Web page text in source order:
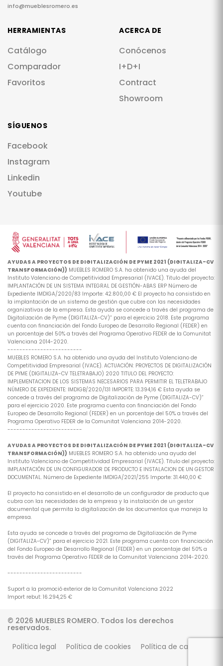
info@mueblesromero.es
HERRAMIENTAS
Catálogo
Comparador
Favoritos
ACERCA DE
Conócenos
I+D+I
Contract
Showroom
SÍGUENOS
Facebook
Instagram
Linkedin
Youtube
AYUDAS A PROYECTOS DE DIGITALIZACIÓN DE PYME 2021 (DIGITALIZA-CV
TRANSFORMACIÓN)) MUEBLES ROMERO S.A. ha obtenido una ayuda del
Instituto Valenciano de Competitividad Empresarial (IVACE). Titulo del proyecto:
IMPLANTACIÓN DE UN SISTEMA INTEGRAL DE GESTIÓN-ABAS ERP Número de
Expediente IMDIGA/2020/83 Importe: 42.800,00 € El proyecto ha consistido en
la implantación de un sistema de gestión que cubre con las necesidades
organizativas de la empresa. Esta ayuda se concede a través del programa de
Digitalización de Pyme (DIGITALIZA-CV)” para el ejercicio 2018. Este programa
cuenta con financiación del Fondo Europeo de Desarrollo Regional (FEDER) en
un porcentaje del 50% a través del Programa Operativo FEDER de la Comunitat
Valenciana 2014-2020.
-------------------------
MUEBLES ROMERO S.A. ha obtenido una ayuda del Instituto Valenciano de
Competitividad Empresarial (IVACE). ACTUACIÓN: PROYECTOS DE DIGITALIZACIÓN
DE PYME (DIGITALIZA-CV TELETRABAJO) 2020 TITULO DEL PROYECTO:
IMPLEMENTACION DE LOS SISTEMAS NECESARIOS PARA PERMITIR EL TELETRABAJO
NÚMERO DE EXPEDIENTE: IMDIGB/2020/131 IMPORTE: 13.394,16 € Esta ayuda se
concede a través del programa de Digitalización de Pyme (DIGITALIZA-CV)”
para el ejercicio 2020. Este programa cuenta con financiación del Fondo
Europeo de Desarrollo Regional (FEDER) en un porcentaje del 50% a través del
Programa Operativo FEDER de la Comunitat Valenciana 2014-2020.
-------------------------
AYUDAS A PROYECTOS DE DIGITALIZACIÓN DE PYME 2021 (DIGITALIZA-CV
TRANSFORMACIÓN)) MUEBLES ROMERO S.A. ha obtenido una ayuda del
Instituto Valenciano de Competitividad Empresarial (IVACE). Titulo del proyecto:
IMPLANTACIÓN DE UN CONFIGURADOR DE PRODUCTO E INSTALACION DE UN GESTOR
DOCUMENTAL. Número de Expediente IMDIGA/2021/255 Importe: 31.440,00 €
El proyecto ha consistido en el desarrollo de un configurador de producto que
cubra con las necesidades de la empresa y la instalación de un gestor
documental que permita la digitalización de los documentos que maneja la
empresa.
Esta ayuda se concede a través del programa de Digitalización de Pyme
(DIGITALIZA-CV)” para el ejercicio 2021. Este programa cuenta con financiación
del Fondo Europeo de Desarrollo Regional (FEDER) en un porcentaje del 50% a
través del Programa Operativo FEDER de la Comunitat Valenciana 2014-2020.
-------------------------
Suport a la promoció exterior de la Comunitat Valenciana 2022
Import rebut: 16.294,25 €
© 2026 MUEBLES ROMERO. Todos los derechos
reservados.
Política legal
Política de cookies Política de calidad